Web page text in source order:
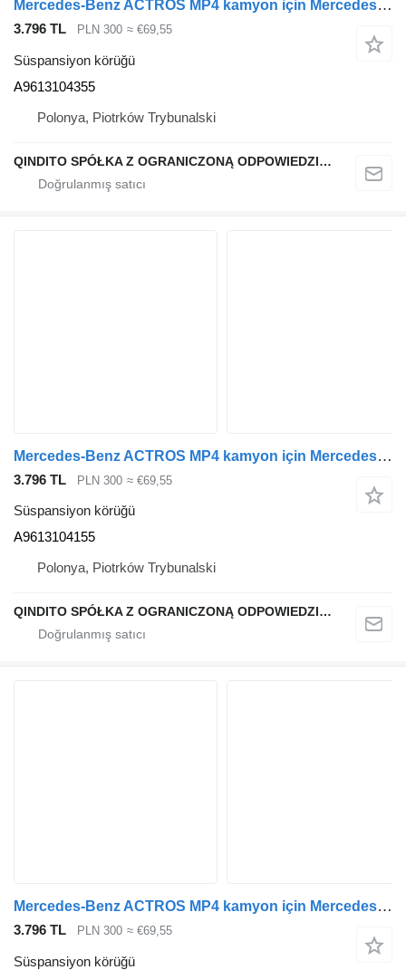
Mercedes-Benz ACTROS MP4 kamyon için Mercedes-Benz A9613104355 süspansiyon körüğü
3.796 TL PLN 300 ≈ €69,55
Süspansiyon körüğü
A9613104355
Polonya, Piotrków Trybunalski
QINDITO SPÓŁKA Z OGRANICZONĄ ODPOWIEDZIALNOŚCIĄ
Mercedes-Benz ACTROS MP4 kamyon için Mercedes-Benz A9613104155 süspansiyon körüğü
3.796 TL PLN 300 ≈ €69,55
Süspansiyon körüğü
A9613104155
Polonya, Piotrków Trybunalski
QINDITO SPÓŁKA Z OGRANICZONĄ ODPOWIEDZIALNOŚCIĄ
Mercedes-Benz ACTROS MP4 kamyon için Mercedes-Benz A9613104055 süspansiyon körüğü
3.796 TL PLN 300 ≈ €69,55
Süspansiyon körüğü